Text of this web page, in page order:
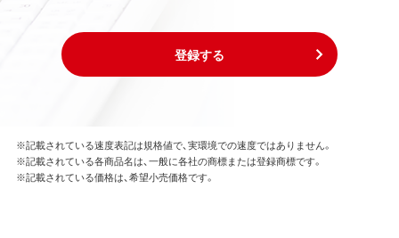
登録する
※記載されている速度表記は規格値で、実環境での速度ではありません。
※記載されている各商品名は、一般に各社の商標または登録商標です。
※記載されている価格は、希望小売価格です。